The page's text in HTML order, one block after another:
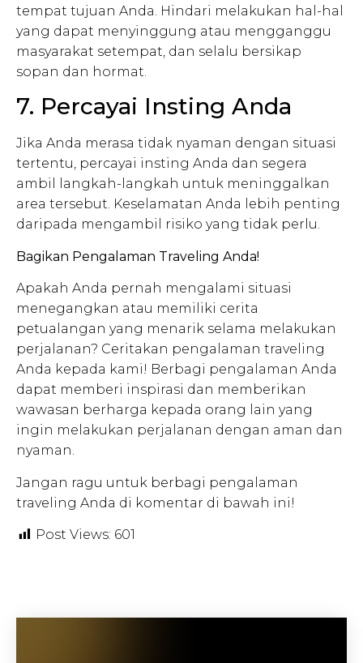
tempat tujuan Anda. Hindari melakukan hal-hal
yang dapat menyinggung atau mengganggu
masyarakat setempat, dan selalu bersikap
sopan dan hormat.
7. Percayai Insting Anda
Jika Anda merasa tidak nyaman dengan situasi
tertentu, percayai insting Anda dan segera
ambil langkah-langkah untuk meninggalkan
area tersebut. Keselamatan Anda lebih penting
daripada mengambil risiko yang tidak perlu.
Bagikan Pengalaman Traveling Anda!
Apakah Anda pernah mengalami situasi
menegangkan atau memiliki cerita
petualangan yang menarik selama melakukan
perjalanan? Ceritakan pengalaman traveling
Anda kepada kami! Berbagi pengalaman Anda
dapat memberi inspirasi dan memberikan
wawasan berharga kepada orang lain yang
ingin melakukan perjalanan dengan aman dan
nyaman.
Jangan ragu untuk berbagi pengalaman
traveling Anda di komentar di bawah ini!
Post Views: 601